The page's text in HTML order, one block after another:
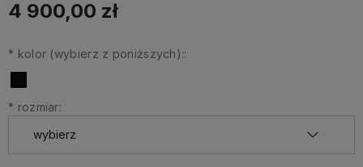
4 900,00 zł
* kolor (wybierz z poniższych)::
* rozmiar: